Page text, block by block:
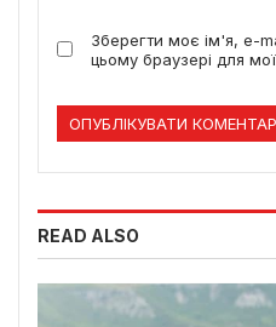
Зберегти моє ім'я, e-
цьому браузері для
READ ALSO